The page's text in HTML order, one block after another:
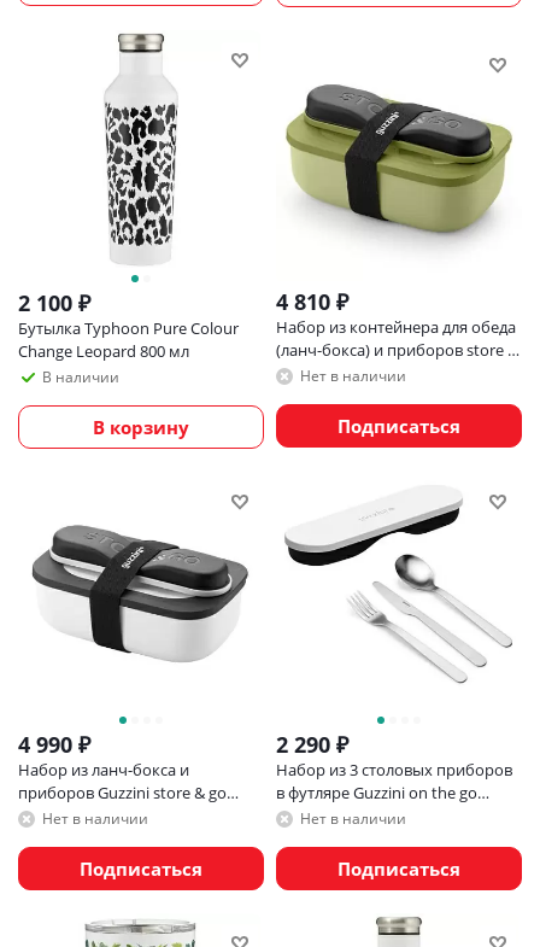
2 100 ₽
Бутылка Typhoon Pure Colour
Change Leopard 800 мл
В наличии
В корзину
4 810 ₽
Набор из контейнера для обеда
(ланч-бокса) и приборов store &
go, оливковый
Нет в наличии
Подписаться
4 990 ₽
Набор из ланч-бокса и
приборов Guzzini store & go
белыйНет в наличии
Подписаться
2 290 ₽
Набор из 3 столовых приборов
в футляре Guzzini on the go
белыйНет в наличии
Подписаться